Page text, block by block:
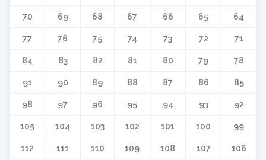
64
65
66
67
68
69
70
71
72
73
74
75
76
77
78
79
80
81
82
83
84
85
86
87
88
89
90
91
92
93
94
95
96
97
98
99
100
101
102
103
104
105
106
107
108
109
110
111
112